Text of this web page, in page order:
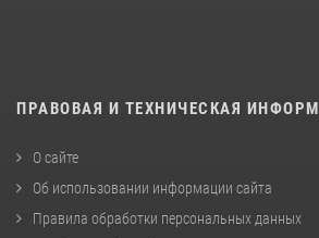
ПРАВОВАЯ И ТЕХНИЧЕСКАЯ
О сайте
Об использовании информации сайта
Правила обработки персональных данных